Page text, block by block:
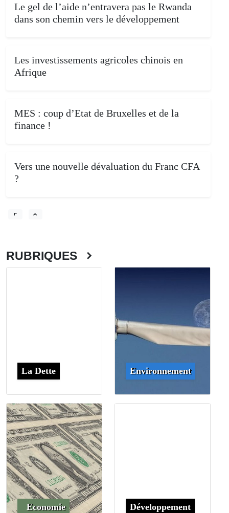
Le gel de l’aide n’entravera pas le Rwanda
dans son chemin vers le développement
Les investissements agricoles chinois en
Afrique
MES : coup d’Etat de Bruxelles et de la
finance !
Vers une nouvelle dévaluation du Franc CFA
?
RUBRIQUES
La Dette Environnement
Economie Développement